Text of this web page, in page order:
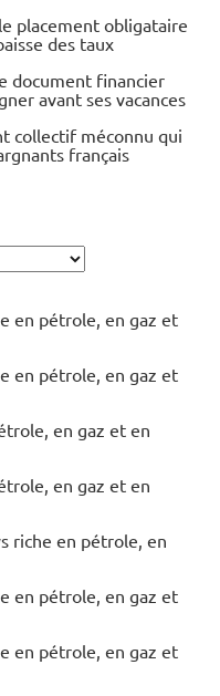
placement obligataire
des taux
document financier
avant ses vacances
collectif méconnu qui
français
en pétrole, en gaz et
en pétrole, en gaz et
en gaz et en
en gaz et en
riche en pétrole, en
en pétrole, en gaz et
en pétrole, en gaz et